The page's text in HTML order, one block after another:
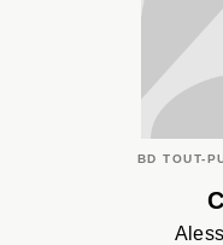
BD TOUT-